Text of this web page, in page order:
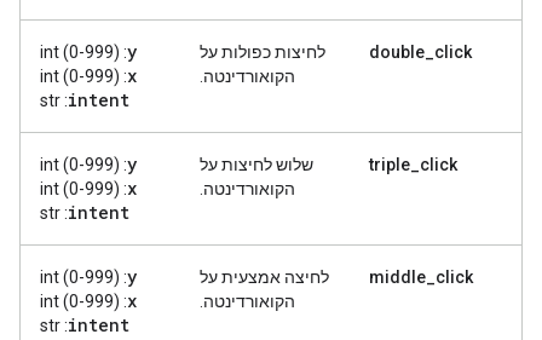
double_click
לחיצות כפולות על
הקואורדינטה.
y
: int (0-999)
x
: int (0-999)
intent
: str
triple_click
שלוש לחיצות על
הקואורדינטה.
y
: int (0-999)
x
: int (0-999)
intent
: str
middle_click
לחיצה אמצעית על
הקואורדינטה.
y
: int (0-999)
x
: int (0-999)
intent
: str